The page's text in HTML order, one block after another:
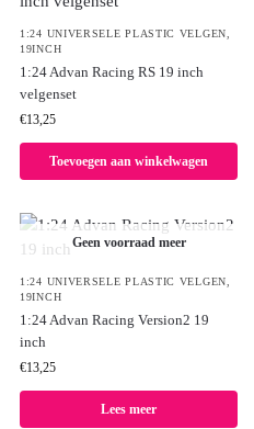
1:24 UNIVERSELE PLASTIC VELGEN
19INCH
1:24 Advan Racing RS 19 inch
velgenset
€13,25
Toevoegen aan winkelwagen
Geen voorraad meer
1:24 UNIVERSELE PLASTIC VELGEN
19INCH
1:24 Advan Racing Version2 19
inch
€13,25
Lees meer